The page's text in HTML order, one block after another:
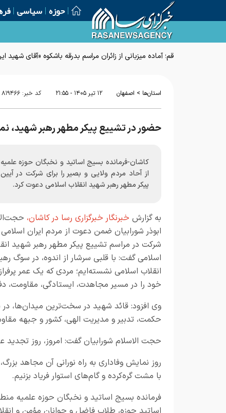
حوزه سیاسی
قم؛ آماده میزبانی از زائران مراسم بدرقه باشکوه «آقای شهید
استان‌ها > اصفهان ۱۲ تير ۱۴۰۵ - ۲۱:۵۵ کد خبر: ۸۱۹۴۶۶
حضور در تشییع پیکر مطهر رهبر شهید،
کاشان-فرمانده بسیج اساتید و نخبگان حوزه
از آحاد مردم ولایی و بصیر را برای شرکت در
پیکر مطهر رهبر شهید انقلاب اسلامی دعوت کرد.
به گزارش خبرنگار خبرگزاری رسا در کاشان،
ابوذر شورابیان ضمن دعوت از مردم ایران اسلامی
شرکت در مراسم تشییع پیکر مطهر رهبر شهید
اسلامی گفت: با قلبی سرشار از اندوه، در سوگ
انقلاب اسلامی نشسته‌ایم؛ مردی که یک عمر
خود را در مسیر مجاهدت، ایستادگی، مقاومت،
وی افزود: قائد شهید در سخت‌ترین میدان‌ها، در
حکمت، تدبیر و مدیریت الهی، کشور و جبهه
حجت الاسلام شورابیان گفت: امروز، روز تجدید
روز نمایش وفاداری به راه نورانی آن مجاهد
با مشت گره‌کرده و گام‌های استوار فریاد بزنیم.
فرمانده بسیج اساتید و نخبگان حوزه علمیه